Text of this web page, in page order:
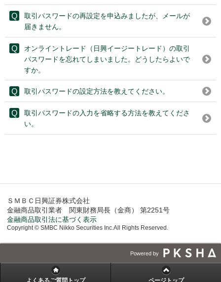
取引パスワードの再設定を申込みましたが、メールが
届きません。
オンライントレード（日興イージートレード）の取引
パスワードを忘れてしまいました。どうしたらよいで
すか。
取引パスワードの設定方法を教えてください。
取引パスワードの入力を省略する方法を教えてくださ
い。
ＳＭＢＣ日興証券株式会社
金融商品取引業者 関東財務局長（金商） 第2251号
金融商品取引法に基づく表示
Copyright © SMBC Nikko Securities Inc.All Rights Reserved.
Powered by
よくあるご質問トップ ページトップ